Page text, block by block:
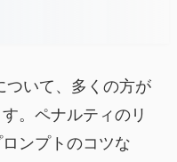
ついて、多くの方が
。ペナルティのリ
ンプトのコツな